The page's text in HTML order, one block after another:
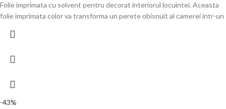
Folie imprimata cu solvent pentru decorat interiorul locuintei. Aceasta
folie imprimata color va transforma un perete obisnuit al camerei intr-un
-43%